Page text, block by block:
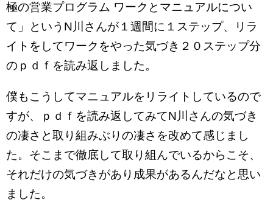
極の営業プログラム ワークとマニュアルについ
て」というN川さんが１週間に１ステップ、リラ
イトをしてワークをやった気づき２０ステップ分
のｐｄｆを読み返しました。
僕もこうしてマニュアルをリライトしているので
すが、ｐｄｆを読み返してみてN川さんの気づき
の凄さと取り組みぶりの凄さを改めて感じまし
た。そこまで徹底して取り組んでいるからこそ、
それだけの気づきがあり成果があるんだなと思い
ました。